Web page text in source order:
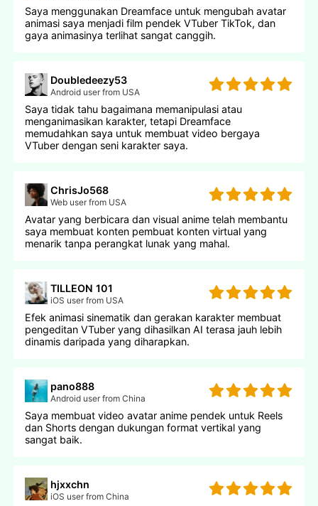
Saya menggunakan Dreamface untuk mengubah avatar
animasi saya menjadi film pendek VTuber TikTok, dan
gaya animasinya terlihat sangat canggih.
Doubledeezy53
Android user from USA
Saya tidak tahu bagaimana memanipulasi atau
menganimasikan karakter, tetapi Dreamface
memudahkan saya untuk membuat video bergaya
VTuber dengan seni karakter saya.
ChrisJo568
Web user from USA
Avatar yang berbicara dan visual anime telah membantu
saya membuat konten pembuat konten virtual yang
menarik tanpa perangkat lunak yang mahal.
TILLEON 101
iOS user from USA
Efek animasi sinematik dan gerakan karakter membuat
pengeditan VTuber yang dihasilkan AI terasa jauh lebih
dinamis daripada yang diharapkan.
pano888
Android user from China
Saya membuat video avatar anime pendek untuk Reels
dan Shorts dengan dukungan format vertikal yang
sangat baik.
hjxxchn
iOS user from China